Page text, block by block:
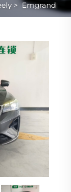
>Emgrand